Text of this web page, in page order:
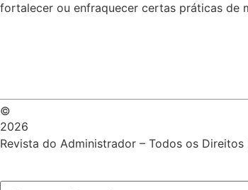
fortalecer ou enfraquecer certas práticas de
©
2026
Revista do Administrador – Todos os Direitos